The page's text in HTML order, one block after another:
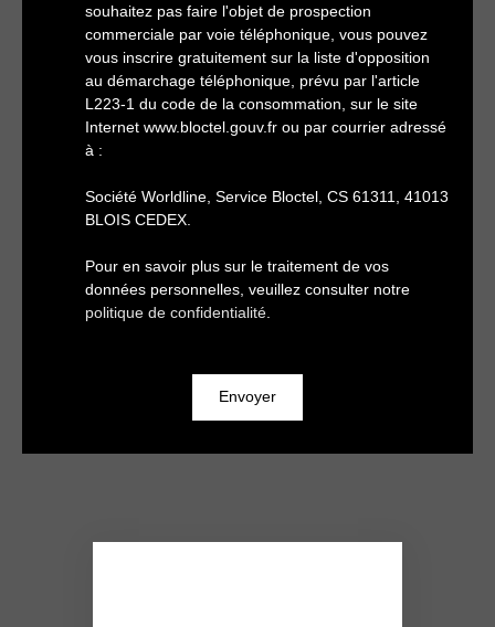
souhaitez pas faire l'objet de prospection
commerciale par voie téléphonique, vous pouvez
vous inscrire gratuitement sur la liste d'opposition
au démarchage téléphonique, prévu par l'article
L223-1 du code de la consommation, sur le site
Internet www.bloctel.gouv.fr ou par courrier adressé
à :
Société Worldline, Service Bloctel, CS 61311, 41013
BLOIS CEDEX.
Pour en savoir plus sur le traitement de vos
données personnelles, veuillez consulter notre
politique de confidentialité
Envoyer